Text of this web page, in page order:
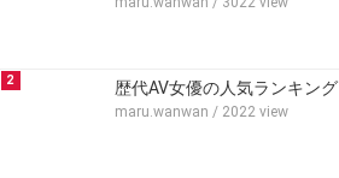
2 歴代AV女優の人気ランキン
maru.wanwan / 2022 view